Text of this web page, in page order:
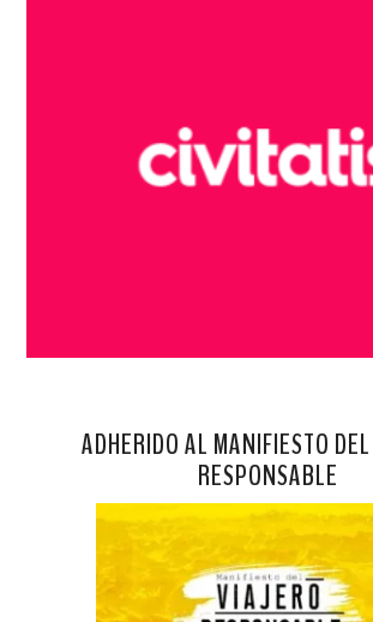
ADHERIDO AL MANIFIESTO
RESPONSABLE